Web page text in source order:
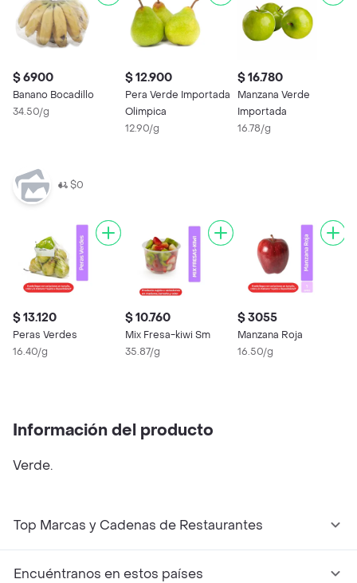
$ 6900
Banano Bocadillo
34.50/g
$ 12.900
Pera Verde Importada
Olimpica
12.90/g
$ 16.780
Manzana Verde
Importada
16.78/g
$0
$ 13.120
Peras Verdes
16.40/g
$ 10.760
Mix Fresa-kiwi Sm
35.87/g
$ 3055
Manzana Roja
16.50/g
Información del producto
Verde.
Top Marcas y Cadenas de Restaurantes
Encuéntranos en estos países